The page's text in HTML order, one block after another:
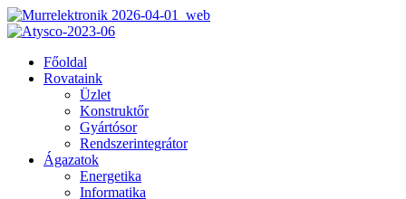
Főoldal
Rovataink
Üzlet
Konstruktőr
Gyártósor
Rendszerintegrátor
Ágazatok
Energetika
Informatika